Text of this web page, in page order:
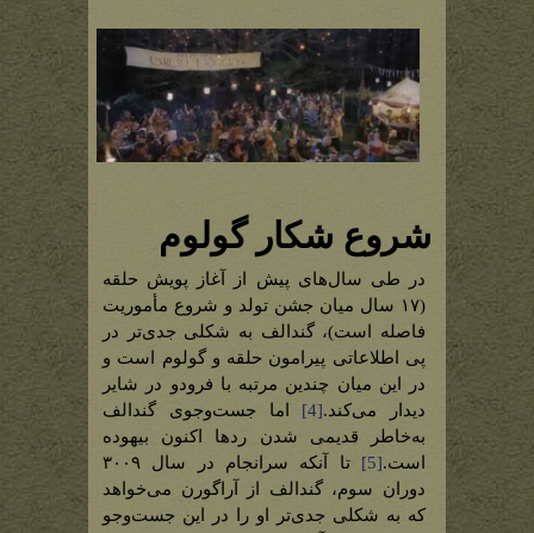
شروع شکار گولوم
در طی سال‌های پیش از آغاز پویش حلقه
(۱۷ سال میان جشن تولد و شروع مأموریت
فاصله است)، گندالف به شکلی جدی‌تر در
پی اطلاعاتی پیرامون حلقه و گولوم است و
در این میان چندین مرتبه با فرودو در شایر
دیدار می‌کند.[4]
اما جست‌وجوی گندالف
به‌خاطر قدیمی شدن ردها اکنون بیهوده
است.[5]
تا آنکه سرانجام در سال ۳۰۰۹
دوران سوم، گندالف از آراگورن می‌خواهد
که به شکلی جدی‌تر او را در این جست‌وجو